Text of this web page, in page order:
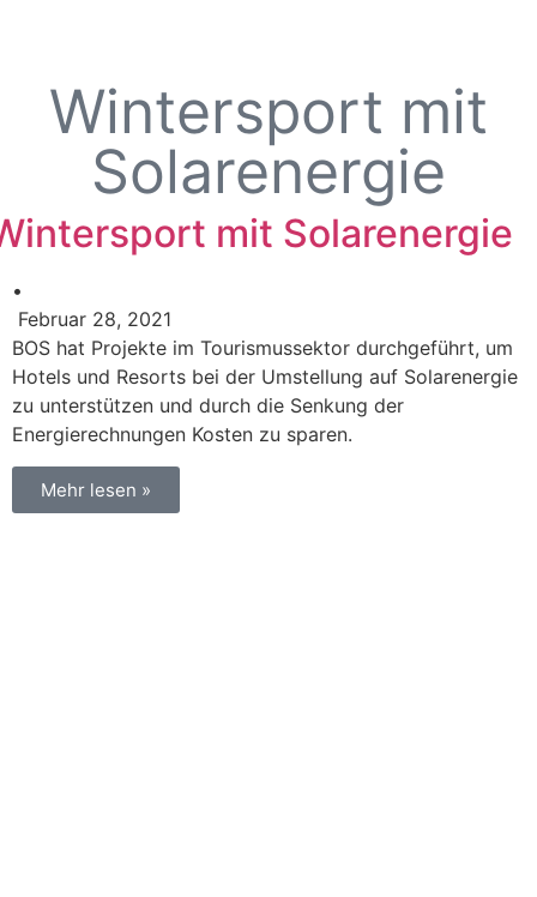
Wintersport mit
Solarenergie
mit Solarenergie
•
Februar 28, 2021
BOS hat Projekte im Tourismussektor durchgeführt, um
Hotels und Resorts bei der Umstellung auf Solarenergie
zu unterstützen und durch die Senkung der
Energierechnungen Kosten zu sparen.
Mehr lesen »